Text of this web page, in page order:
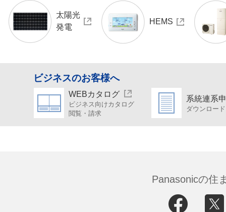
太陽光
発電
HEMS
ビジネスのお客様へ
WEBカタログ
ビジネス向けカタログ
閲覧・請求
系統連系
ダウンロード
Panasonicの住